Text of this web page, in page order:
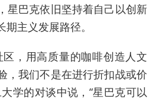
星巴克依旧坚持着自己以创新
主义发展路径。
，用高质量的咖啡创造人文
，我们不是在进行折扣战或价
学的对谈中说，“星巴克可以